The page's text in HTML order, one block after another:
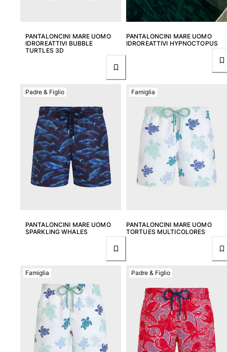
PANTALONCINI MARE UOMO
IDROREATTIVI BUBBLE
TURTLES 3D
PANTALONCINI MARE UOMO
IDROREATTIVI HYPNOCTOPUS
PANTALONCINI MARE UOMO
SPARKLING WHALES
Padre & Figlio
PANTALONCINI MARE UOMO
TORTUES MULTICOLORES
Famiglia
Famiglia Padre & Figlio